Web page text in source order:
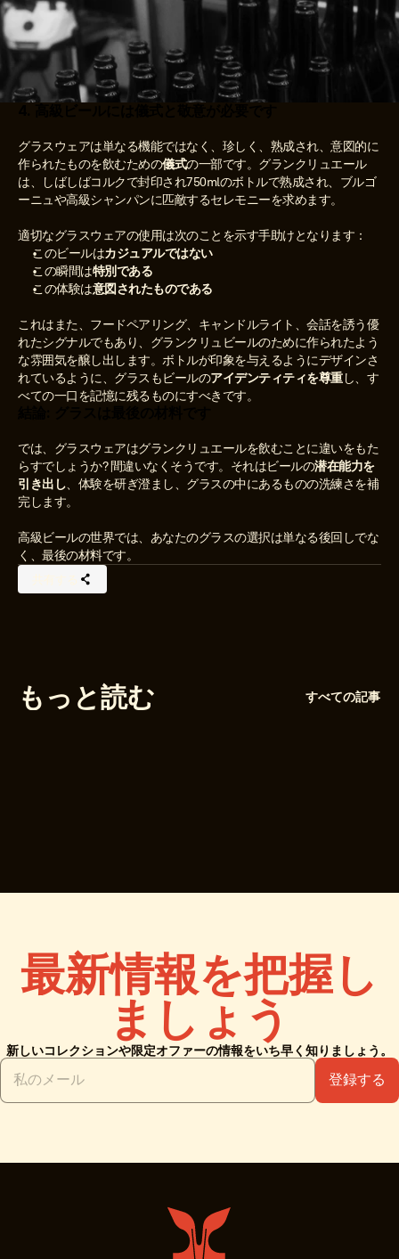
グラスウェアは単なる機能ではなく、珍しく、熟成され、意図的に
作られたものを飲むための儀式の一部です。グランクリュエール
は、しばしばコルクで封印され750mlのボトルで熟成され、ブルゴ
ーニュや高級シャンパンに匹敵するセレモニーを求めます。
適切なグラスウェアの使用は次のことを示す手助けとなります：
このビールはカジュアルではない
この瞬間は特別である
この体験は意図されたものである
これはまた、フードペアリング、キャンドルライト、会話を誘う優
れたシグナルでもあり、グランクリュビールのために作られたよう
な雰囲気を醸し出します。ボトルが印象を与えるようにデザインさ
れているように、グラスもビールのアイデンティティを尊重し、す
べての一口を記憶に残るものにすべきです。
では、グラスウェアはグランクリュエールを飲むことに違いをもた
らすでしょうか? 間違いなくそうです。それはビールの潜在能力を
引き出し、体験を研ぎ澄まし、グラスの中にあるものの洗練さを補
完します。
高級ビールの世界では、あなたのグラスの選択は単なる後回しでな
く、最後の材料です。
共有する
もっと読む すべての記事
最新情報を把握し
ましょう
新しいコレクションや限定オファーの情報をいち早く知りましょう。